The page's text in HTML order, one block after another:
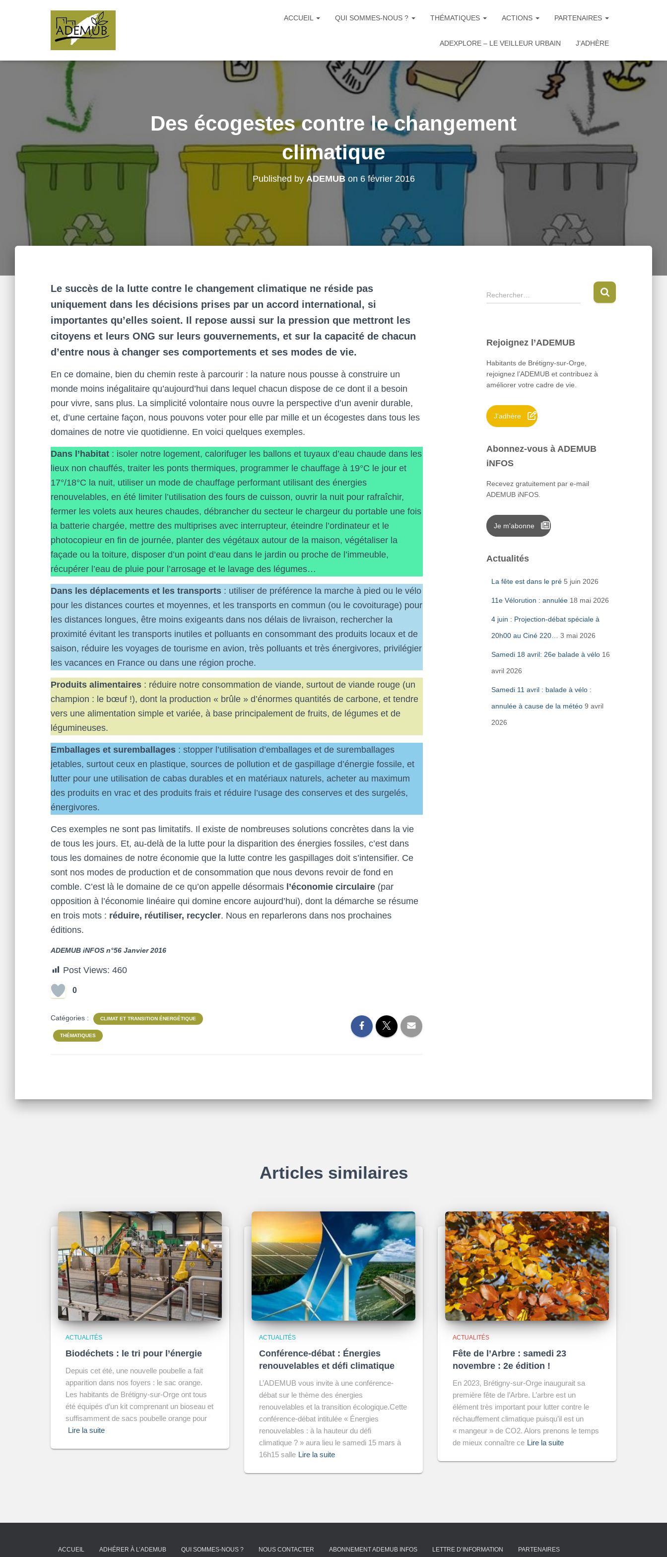
ACCUEIL QUI SOMMES-NOUS ? THÉMATIQUES ACTIONS PARTENAIRES
ADEXPLORE – LE VEILLEUR URBAIN J’ADHÈRE
Des écogestes contre le changement
climatique
Published by ADEMUBon 6 février 2016
Le succès de la lutte contre le changement climatique ne réside pas
uniquement dans les décisions prises par un accord international, si
importantes qu’elles soient. Il repose aussi sur la pression que mettront les
citoyens et leurs ONG sur leurs gouvernements, et sur la capacité de chacun
d’entre nous à changer ses comportements et ses modes de vie.
En ce domaine, bien du chemin reste à parcourir : la nature nous pousse à construire un
monde moins inégalitaire qu’aujourd’hui dans lequel chacun dispose de ce dont il a besoin
pour vivre, sans plus. La simplicité volontaire nous ouvre la perspective d’un avenir durable,
et, d’une certaine façon, nous pouvons voter pour elle par mille et un écogestes dans tous les
domaines de notre vie quotidienne. En voici quelques exemples.
Dans l’habitat : isoler notre logement, calorifuger les ballons et tuyaux d’eau chaude dans les
lieux non chauffés, traiter les ponts thermiques, programmer le chauffage à 19°C le jour et
17°/18°C la nuit, utiliser un mode de chauffage performant utilisant des énergies
renouvelables, en été limiter l’utilisation des fours de cuisson, ouvrir la nuit pour rafraîchir,
fermer les volets aux heures chaudes, débrancher du secteur le chargeur du portable une fois
la batterie chargée, mettre des multiprises avec interrupteur, éteindre l’ordinateur et le
photocopieur en fin de journée, planter des végétaux autour de la maison, végétaliser la
façade ou la toiture, disposer d’un point d’eau dans le jardin ou proche de l’immeuble,
récupérer l’eau de pluie pour l’arrosage et le lavage des légumes…
Dans les déplacements et les transports : utiliser de préférence la marche à pied ou le vélo
pour les distances courtes et moyennes, et les transports en commun (ou le covoiturage) pour
les distances longues, être moins exigeants dans nos délais de livraison, rechercher la
proximité évitant les transports inutiles et polluants en consommant des produits locaux et de
saison, réduire les voyages de tourisme en avion, très polluants et très énergivores, privilégier
les vacances en France ou dans une région proche.
Produits alimentaires : réduire notre consommation de viande, surtout de viande rouge (un
champion : le bœuf !), dont la production « brûle » d’énormes quantités de carbone, et tendre
vers une alimentation simple et variée, à base principalement de fruits, de légumes et de
légumineuses.
Emballages et suremballages : stopper l’utilisation d’emballages et de suremballages
jetables, surtout ceux en plastique, sources de pollution et de gaspillage d’énergie fossile, et
lutter pour une utilisation de cabas durables et en matériaux naturels, acheter au maximum
des produits en vrac et des produits frais et réduire l’usage des conserves et des surgelés,
énergivores.
Ces exemples ne sont pas limitatifs. Il existe de nombreuses solutions concrètes dans la vie
de tous les jours. Et, au-delà de la lutte pour la disparition des énergies fossiles, c’est dans
tous les domaines de notre économie que la lutte contre les gaspillages doit s’intensifier. Ce
sont nos modes de production et de consommation que nous devons revoir de fond en
comble. C’est là le domaine de ce qu’on appelle désormais l’économie circulaire (par
opposition à l’économie linéaire qui domine encore aujourd’hui), dont la démarche se résume
en trois mots : réduire, réutiliser, recycler. Nous en reparlerons dans nos prochaines
éditions.
ADEMUB iNFOS n°56 Janvier 2016
Post Views: 460
0
Catégories : CLIMAT ET TRANSITION ÉNERGÉTIQUE
THÉMATIQUES
R
e
r
h
e
r
:
Rechercher…
Rejoignez l’ADEMUB
Habitants de Brétigny-sur-Orge,
rejoignez l’ADEMUB et contribuez à
améliorer votre cadre de vie.
J'adhère
Abonnez-vous à ADEMUB
iNFOS
Recevez gratuitement par e-mail
ADEMUB iNFOS.
Je m'abonne
Actualités
La fête est dans le pré 5 juin 2026
11e Vélorution : annulée 18 mai 2026
4 juin : Projection-débat spéciale à
20h00 au Ciné 220… 3 mai 2026
Samedi 18 avril: 26e balade à vélo 16
avril 2026
Samedi 11 avril : balade à vélo :
annulée à cause de la météo 9 avril
2026
Articles similaires
ACTUALITÉS
Biodéchets : le tri pour l’énergie
Depuis cet été, une nouvelle poubelle a fait
apparition dans nos foyers : le sac orange.
Les habitants de Brétigny-sur-Orge ont tous
été équipés d’un kit comprenant un bioseau et
suffisamment de sacs poubelle orange pour
Lire la suite
ACTUALITÉS
Conférence-débat : Énergies
renouvelables et défi climatique
L’ADEMUB vous invite à une conférence-
débat sur le thème des énergies
renouvelables et la transition écologique.Cette
conférence-débat intitulée « Énergies
renouvelables : à la hauteur du défi
climatique ? » aura lieu le samedi 15 mars à
16h15 salle Lire la suite
ACTUALITÉS
Fête de l’Arbre : samedi 23
novembre : 2e édition !
En 2023, Brétigny-sur-Orge inaugurait sa
première fête de l’Arbre. L’arbre est un
élément très important pour lutter contre le
réchauffement climatique puisqu’il est un
« mangeur » de CO2. Alors prenons le temps
de mieux connaître ce Lire la suite
ACCUEIL ADHÉRER À L’ADEMUB QUI SOMMES-NOUS ? NOUS CONTACTER ABONNEMENT ADEMUB INFOS LETTRE D’INFORMATION PARTENAIRES